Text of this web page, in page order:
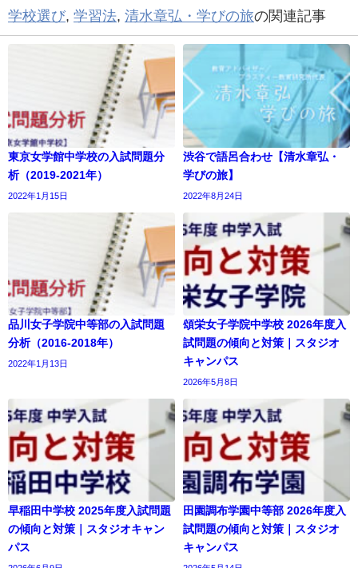
学校選び, 学習法, 清水章弘・学びの旅の関連記事
東京女学館中学校の入試問題分
析（2019-2021年）
2022年1月15日
渋谷で語呂合わせ【清水章弘・
学びの旅】
2022年8月24日
品川女子学院中等部の入試問題
分析（2016-2018年）
2022年1月13日
頌栄女子学院中学校 2026年度入
試問題の傾向と対策｜スタジオ
キャンパス
2026年5月8日
早稲田中学校 2025年度入試問題
の傾向と対策｜スタジオキャン
パス
田園調布学園中等部 2026年度入
試問題の傾向と対策｜スタジオ
キャンパス